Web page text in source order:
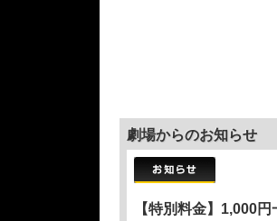
劇場からのお知らせ
【特別料金】1,000